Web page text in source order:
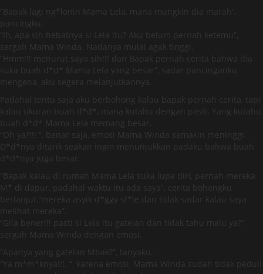
“Bapak lagi ng*lonin Mama Lela, mana mungkin dia marah”,
pancingku.
“Ih, apa sih hebatnya si Lela itu? Aku belum pernah ketemu”,
sergah Mama Winda. Nadanya mulai agak tinggi.
“Hmm!!! menurut saya sih!!! dan Bapak pernah cerita bahwa dia
suka buah d*d* Mama Lela yang besar”, sadar pancinganku
mengena, aku segera melanjutkannya.
Padahal tentu saja aku berbohong kalau bapak pernah cerita, tapi
kalau ukuran buah d*d*, mana kutahu dengan pasti. Yang kutahu
buah d*d* Mama Lela memang besar.
“Oh ya?!!! “, benar saja, emosi Mama Winda semakin meninggi.
D*d*nya ditarik seakan ingin menunjukkan padaku bahwa buah
d*d*nya juga besar.
“Bapak kalau di rumah Mama Lela suka lupa diri, pernah mereka
M* di dapur, padahal waktu itu ada saya”, cerita bohongku
berlanjut,”mereka asyik d*ggy st*le dan tidak sadar kalau saya
melihat mereka”.
“Gila bener!!! pasti si Lela itu gatelan dan tidak tahu malu ya?”,
sergah Mama Winda dengan emosi.
“Apanya yang gatelan Mbak?”, tanyaku.
“Ya m*m*knya!!!. “, karena emosi, Mama Winda sudah tidak peduli